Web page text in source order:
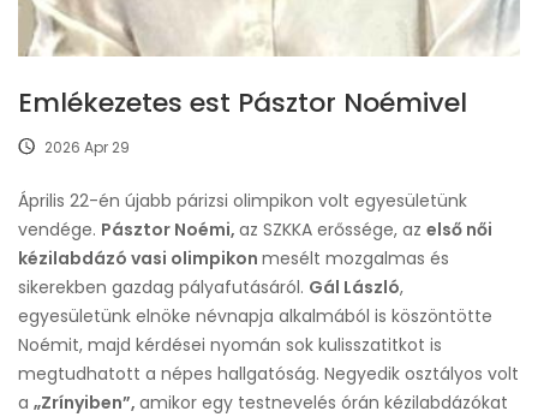
Emlékezetes est Pásztor Noémivel
2026 Apr 29
Április 22-én újabb párizsi olimpikon volt egyesületünk
vendége. Pásztor Noémi, az SZKKA erőssége, az első női
kézilabdázó vasi olimpikon mesélt mozgalmas és
sikerekben gazdag pályafutásáról. Gál László,
egyesületünk elnöke névnapja alkalmából is köszöntötte
Noémit, majd kérdései nyomán sok kulisszatitkot is
megtudhatott a népes hallgatóság. Negyedik osztályos volt
a „Zrínyiben”, amikor egy testnevelés órán kézilabdázókat